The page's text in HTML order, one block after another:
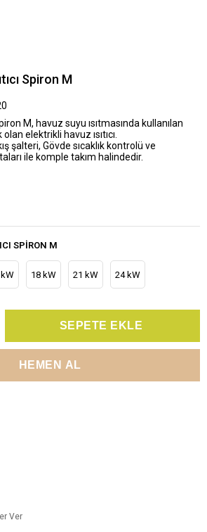
Spiron M
M, havuz suyu ısıtmasında kullanılan
elektrikli havuz ısıtıcı.
şalteri, Gövde sıcaklık kontrolü ve
ile komple takım halindedir.
SPIRON M
18 kW 21 kW 24 kW
Ver